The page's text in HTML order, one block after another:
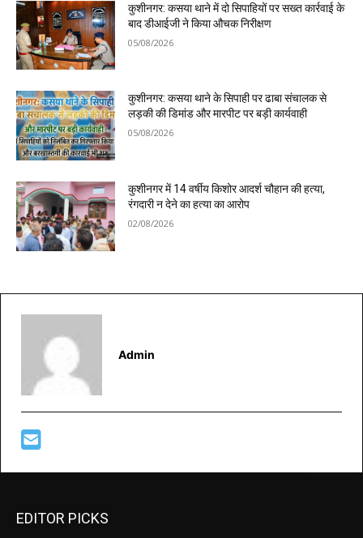
कुशीनगर: कसया थाने में दो सिपाहियों पर सख्त कार्रवाई के
बाद डीआईजी ने किया औचक निरीक्षण
05/08/2026
कुशीनगर: कसया थाने के सिपाही पर ढाबा संचालक से
लड़की की डिमांड और मारपीट पर बड़ी कार्यवाही
05/08/2026
कुशीनगर में 14 वर्षीय किशोर आदर्श चौहान की हत्या,
रंगदारी न देने का हत्या का आरोप
02/08/2026
Admin
EDITOR PICKS